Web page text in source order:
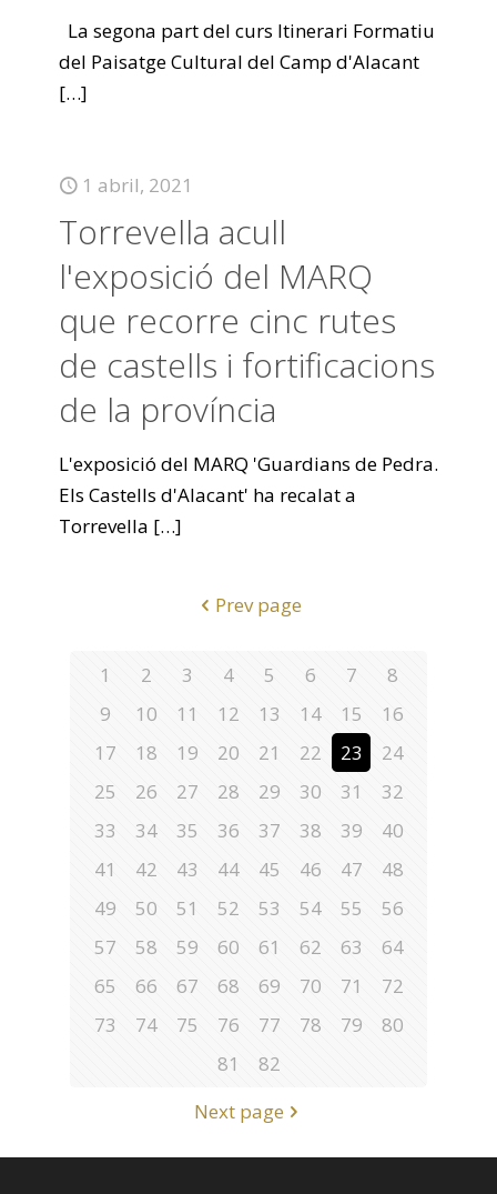
La segona part del curs Itinerari Formatiu
del Paisatge Cultural del Camp d'Alacant
[…]
1 abril, 2021
Torrevella acull
l'exposició del MARQ
que recorre cinc rutes
de castells i fortificacions
de la província
L'exposició del MARQ 'Guardians de Pedra.
Els Castells d'Alacant' ha recalat a
Torrevella […]
Prev page
1 2 3 4 5 6 7
8
9
10 11 12 13 14 15
16
17
18 19 20 21 22 23
24
25
26 27 28 29 30 31
32
33
34 35 36 37 38 39
40
41
42 43 44 45 46 47
48
49
50 51 52 53 54 55
56
57
58 59 60 61 62 63
64
65
66 67 68 69 70 71
72
73
74 75 76 77 78 79
80
81
82
Next page